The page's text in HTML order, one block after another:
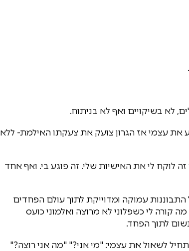
לא בשיקויים ואף לא בניתוח.
את עצמי אז הגרון צועק את צעקתו האילמת- ללא
לוקח לי את האישיות שלי. זה פוגע בי. ואף אחד
התבוננות עמוקה ומדוייקת לתוך עולם הפחדים
קורה לי כשפלוני לא מרוצה ואלמוני כועס
לתוך הפחד.
לשאול את עצמי: "מי אני?" "מה אני רוצה?"